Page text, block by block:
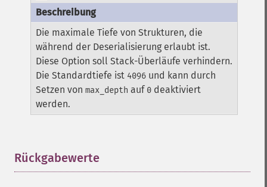
Die maximale Tiefe von Strukturen, die
während der Deserialisierung erlaubt ist.
Diese Option soll Stack-Überläufe verhindern.
Die Standardtiefe ist 4096 und kann durch
Setzen vonmax_depth auf 0 deaktiviert
werden.
Rückgabewerte